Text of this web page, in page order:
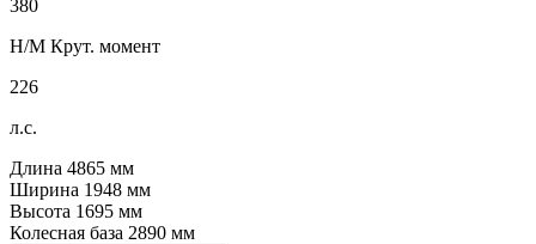
380
Н/М Крут. момент
226
л.с.
Длина 4865 мм
Ширина 1948 мм
Высота 1695 мм
Колесная база 2890 мм